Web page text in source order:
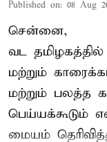
Published on: 08 Aug
சென்னை,
வட தமிழகத்தில்
மற்றும்
மற்றும் பலத்த
பெய்யக்கூடும்
மையம்